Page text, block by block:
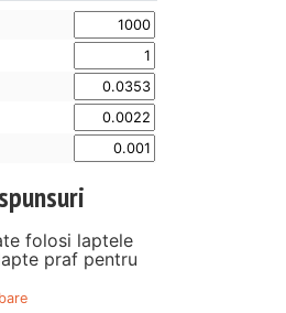
folosi laptele
praf pentru